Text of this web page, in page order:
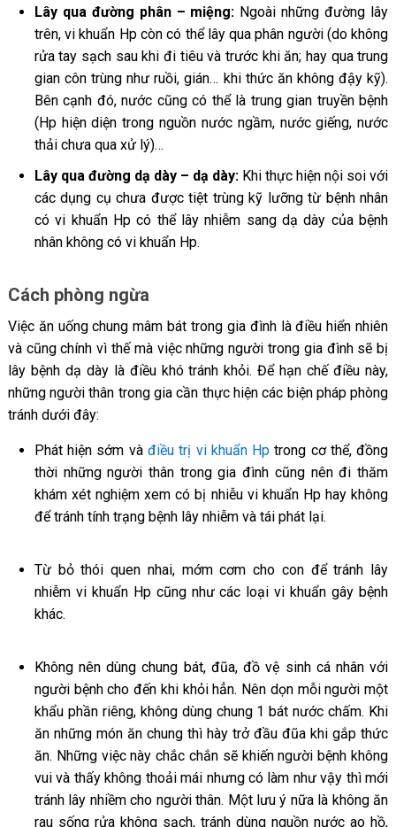
Lây qua đường phân – miệng: Ngoài những đường lây
trên, vi khuẩn Hp còn có thể lây qua phân người (do không
rửa tay sạch sau khi đi tiêu và trước khi ăn; hay qua trung
gian côn trùng như ruồi, gián… khi thức ăn không đậy kỹ).
Bên cạnh đó, nước cũng có thể là trung gian truyền bệnh
(Hp hiện diện trong nguồn nước ngầm, nước giếng, nước
thải chưa qua xử lý)…
Lây qua đường dạ dày – dạ dày: Khi thực hiện nội soi với
các dụng cụ chưa được tiệt trùng kỹ lưỡng từ bệnh nhân
có vi khuẩn Hp có thể lây nhiễm sang dạ dày của bệnh
nhân không có vi khuẩn Hp.
Cách phòng ngừa
Việc ăn uống chung mâm bát trong gia đình là điều hiển nhiên
và cũng chính vì thế mà việc những người trong gia đình sẽ bị
lây bệnh dạ dày là điều khó tránh khỏi. Để hạn chế điều này,
những người thân trong gia cần thực hiện các biện pháp phòng
tránh dưới đây:
Phát hiện sớm và điều trị vi khuẩn Hp trong cơ thể, đồng
thời những người thân trong gia đình cũng nên đi thăm
khám xét nghiệm xem có bị nhiễu vi khuẩn Hp hay không
để tránh tính trạng bệnh lây nhiễm và tái phát lại.
Từ bỏ thói quen nhai, mớm cơm cho con để tránh lây
nhiễm vi khuẩn Hp cũng như các loại vi khuẩn gây bệnh
khác.
Không nên dùng chung bát, đũa, đồ vệ sinh cá nhân với
người bệnh cho đến khi khỏi hẳn. Nên dọn mỗi người một
khẩu phần riêng, không dùng chung 1 bát nước chấm. Khi
ăn những món ăn chung thì hày trở đầu đũa khi gắp thức
ăn. Những việc này chắc chắn sẽ khiến người bệnh không
vui và thấy không thoải mái nhưng có làm như vậy thì mới
tránh lây nhiềm cho người thân. Một lưu ý nữa là không ăn
rau sống rửa không sạch, tránh dùng nguồn nước ao hồ,